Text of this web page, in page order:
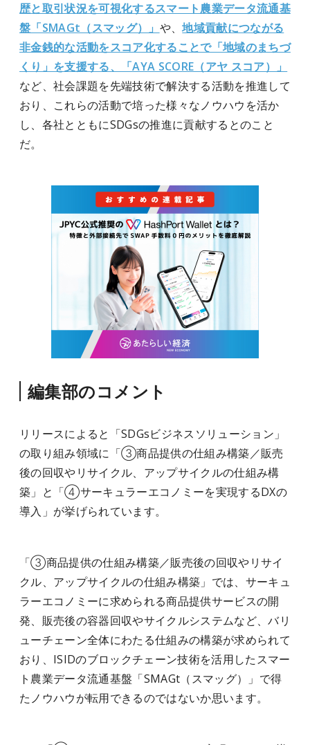
歴と取引状況を可視化するスマート農業データ流通基
盤「SMAGt（スマッグ）」 や、地域貢献につながる
非金銭的な活動をスコア化することで「地域のまちづ
くり」を支援する、「AYA SCORE（アヤ スコア）」
など、社会課題を先端技術で解決する活動を推進して
おり、これらの活動で培った様々なノウハウを活か
し、各社とともにSDGsの推進に貢献するとのこと
だ。
編集部のコメント
リリースによると「SDGsビジネスソリューション」
の取り組み領域に「③商品提供の仕組み構築／販売
後の回収やリサイクル、アップサイクルの仕組み構
築」と「④サーキュラーエコノミーを実現するDXの
導入」が挙げられています。
「③商品提供の仕組み構築／販売後の回収やリサイ
クル、アップサイクルの仕組み構築」では、サーキュ
ラーエコノミーに求められる商品提供サービスの開
発、販売後の容器回収やサイクルシステムなど、バリ
ューチェーン全体にわたる仕組みの構築が求められて
おり、ISIDのブロックチェーン技術を活用したスマー
ト農業データ流通基盤「SMAGt（スマッグ）」で得
たノウハウが転用できるのではないか思います。